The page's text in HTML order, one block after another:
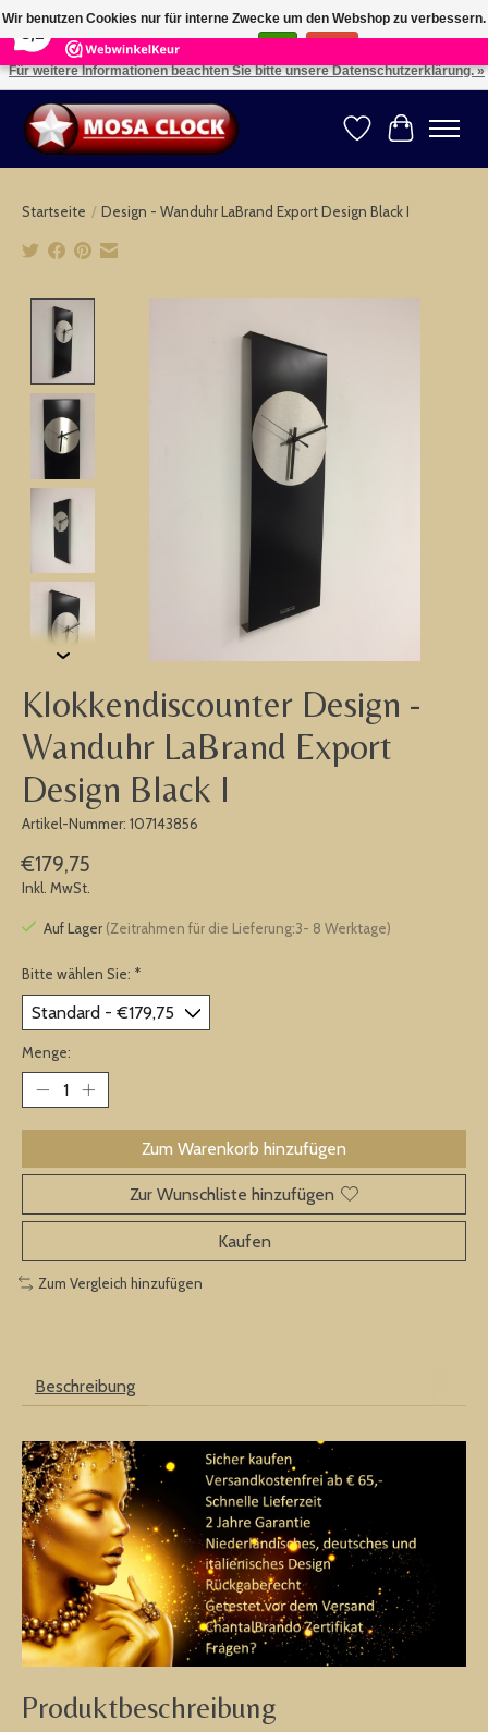
164 Reviews ×
Kies uw taal: NL -- Wählen Sie ihre Sprache: DE -- Choose your language: EN ⇓ ⇒
Wunschzettel
Ihr
Startseite / Design - Wanduhr LaBrand Export Design Black I
Klokkendiscounter Design -
Wanduhr LaBrand Export
Design Black I
Artikel-Nummer: 107143856
€179,75
Inkl. MwSt.
Auf Lager (Zeitrahmen für die Lieferung:3- 8 Werktage)
Bitte wählen Sie: *
Menge:
Zum Warenkorb hinzufügen
Zur Wunschliste hinzufügen
Kaufen
Zum Vergleich hinzufügen
Beschreibung
Produktbeschreibung
Wir benutzen Cookies nur für interne Zwecke um den Webshop zu verbessern.
Ist das in Ordnung?
Für weitere Informationen beachten Sie bitte unsere Datenschutzerklärung. »